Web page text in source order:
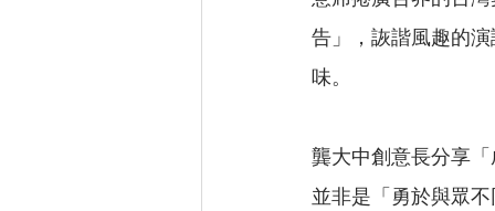
告」，詼諧風趣的
味。
龔大中創意長分享
並非是「勇於與眾